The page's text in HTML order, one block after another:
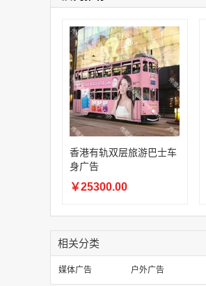
香港有轨双层旅游巴士车
身广告
￥25300.00
相关分类
媒体广告 户外广告